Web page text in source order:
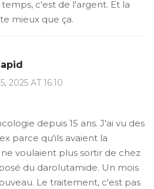
c'est de l'argent. Et la
mieux que ça.
2025 AT 16:10
depuis 15 ans. J'ai vu des
parce qu'ils avaient la
voulaient plus sortir de chez
du darolutamide. Un mois
Le traitement, c'est pas